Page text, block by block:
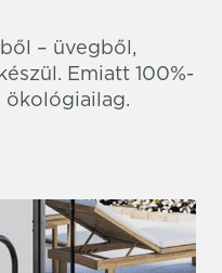
– üvegből,
Emiatt 100%-
ökológiailag.